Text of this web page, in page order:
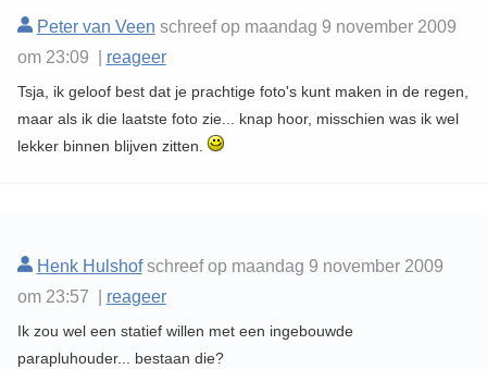
Peter van Veen schreef op maandag 9 november 2009
om 23:09 | reageer
Tsja, ik geloof best dat je prachtige foto's kunt maken in de regen,
maar als ik die laatste foto zie... knap hoor, misschien was ik wel
lekker binnen blijven zitten.
Henk Hulshofschreef op maandag 9 november 2009
om 23:57 | reageer
Ik zou wel een statief willen met een ingebouwde
parapluhouder... bestaan die?